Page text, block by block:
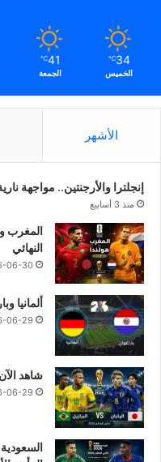
34
℃
الخميس
41
℃
الجمعة
الأشهر
إنجلترا والأرجنتين.. مواجهة
منذ 3 أسابيع
المغرب
النهائي
06-30
ألمانيا
06-29
شاهد
06-29